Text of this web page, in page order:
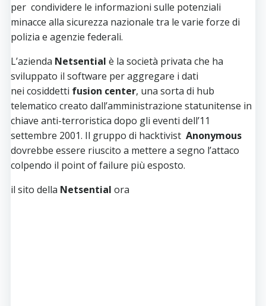
per condividere le informazioni sulle potenziali
minacce alla sicurezza nazionale tra le varie forze di
polizia e agenzie federali.
L’azienda Netsential è la società privata che ha
sviluppato il software per aggregare i dati
nei cosiddetti fusion center, una sorta di hub
telematico creato dall’amministrazione statunitense in
chiave anti-terroristica dopo gli eventi dell’11
settembre 2001. Il gruppo di hacktivist Anonymous
dovrebbe essere riuscito a mettere a segno l’attaco
colpendo il point of failure più esposto.
il sito della Netsential ora